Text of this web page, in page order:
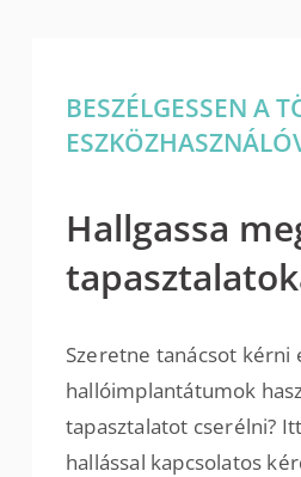
BESZÉLGESSEN A
Hallgassa
Szeretne tanácsot kérni
hallóimplantátumok
tapasztalatot cserélni?
hallással kapcsolatos